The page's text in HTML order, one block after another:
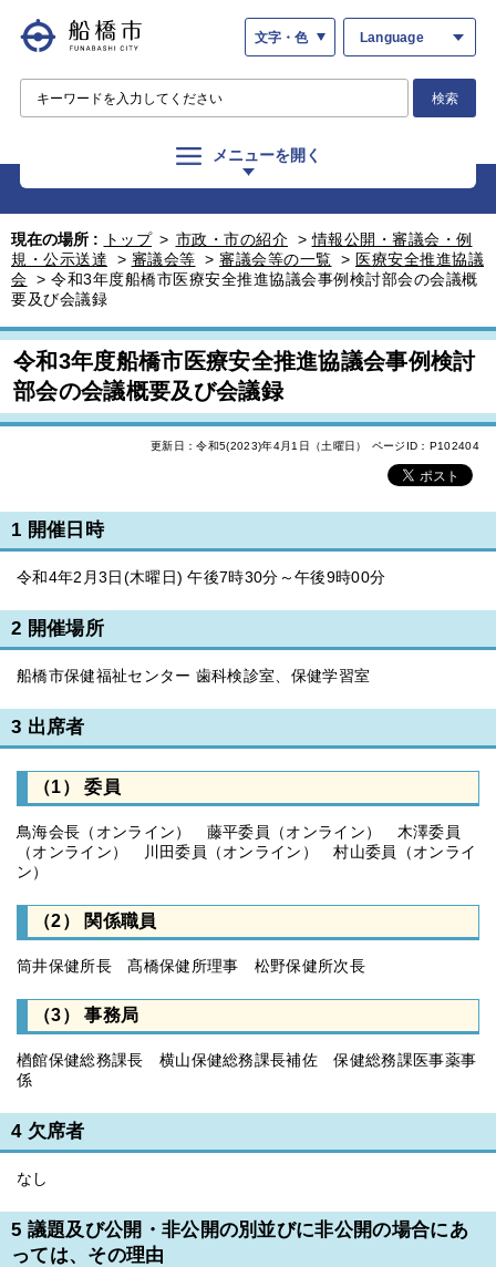
文字・色 Language
検索
メニューを開く
現在の場所 : トップ > 市政・市の紹介 >情報公開・審議会・例
規・公示送達
> 審議会等 > 審議会等の一覧 > 医療安全推進協議
会 > 令和3年度船橋市医療安全推進協議会事例検討部会の会議概
要及び会議録
令和3年度船橋市医療安全推進協議会事例検討
部会の会議概要及び会議録
更新日：令和5(2023)年4月1日（土曜日） ページID：P102404
1 開催日時
令和4年2月3日(木曜日) 午後7時30分～午後9時00分
2 開催場所
船橋市保健福祉センター 歯科検診室、保健学習室
3 出席者
（1） 委員
鳥海会長（オンライン） 藤平委員（オンライン） 木澤委員
（オンライン） 川田委員（オンライン） 村山委員（オンライ
ン）
（2） 関係職員
筒井保健所長 髙橋保健所理事 松野保健所次長
（3） 事務局
楢館保健総務課長 横山保健総務課長補佐 保健総務課医事薬事
係
4 欠席者
なし
5 議題及び公開・非公開の別並びに非公開の場合にあ
っては、その理由